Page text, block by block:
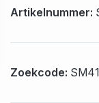
Artikelnummer:
Zoekcode: SM41